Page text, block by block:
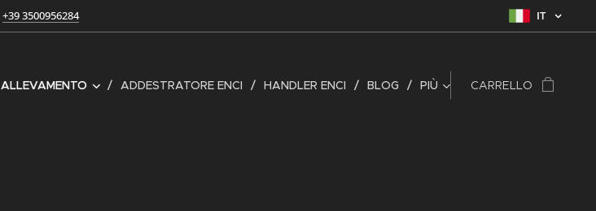
+39 3500956284 IT
ALLEVAMENTO ADDESTRATORE ENCI HANDLER ENCI BLOG PIÙ CARRELLO